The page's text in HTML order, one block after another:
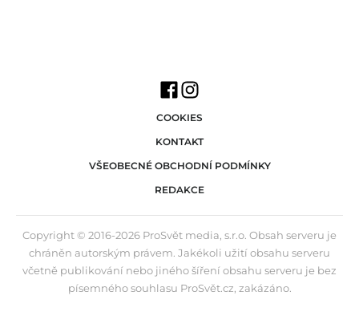
COOKIES
KONTAKT
VŠEOBECNÉ OBCHODNÍ PODMÍNKY
REDAKCE
Copyright © 2016-2026 ProSvět media, s.r.o. Obsah serveru je
chráněn autorským právem. Jakékoli užití obsahu serveru
včetně publikování nebo jiného šíření obsahu serveru je bez
písemného souhlasu ProSvět.cz, zakázáno.